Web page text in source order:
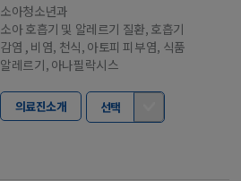
소아청소년과
소아 호흡기 및 알레르기 질환, 호흡기
감염 , 비염, 천식, 아토피 피부염, 식품
알레르기, 아나필락시스
의료진소개 선택